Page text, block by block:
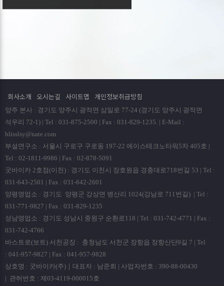
회사소개 오시는길 사이트맵 개인정보취급방침
양주 본사 : 경기도 양주시 광적면 삼일로 77-24 (경기도 양주시 광적면
석우리 72-1) | Tel : 031-875-2500 | Fax : 031-829-1235. | E-Mail :
blisslsy@nate.com
부설연구소 : 서울시 구로구 구로동 197-22 에이스테크노타워5차 405호 |
Tel : 02-1811-9986 | Fax : 02-878-5091
굿바이카 2호점(이천) : 경기도 이천시 장호원읍 경충대로718번길 53 | Tel :
031-643-2501 | Fax : 031-642-2601
양평영업소 : 경기도 양평군 강상면 병산리 1024(강남로 711번길) | Tel :
031-771-9827 | Fax : 031-829-1235
성남영업소 : 경기도 성남시 중원구 순환로118 | Tel : 031-742-4771 | Fax :
031-742-4766
바스트로(보트) 서천공장 : 충청남도 서천군 장항읍 장항산단9길 7 | Tel
: 041-957-9827 | Fax : 041-957-9828
상호명 : 굿바이카(주)｜대표자 : 남준희 | 사업자번호 : 390-88-00430
| 관허번호 : 제03-4119-000015호